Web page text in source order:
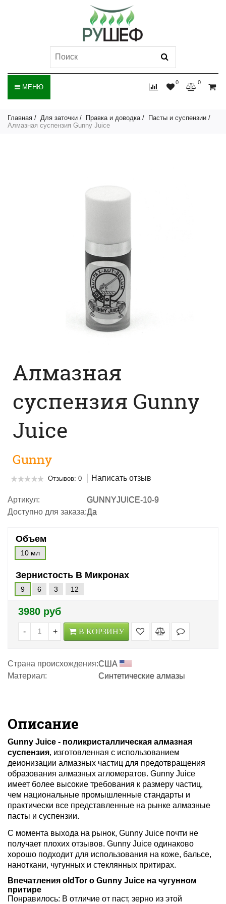
0 0
МЕНЮ
Главная Для заточки Правка и доводка
Пасты и суспензии
Алмазная суспензия Gunny Juice
Алмазная
суспензия Gunny
Juice
Gunny
Отзывов: 0 Написать отзыв
Артикул:
GUNNYJUICE-10-9
Доступно для заказа:Да
Объем
10 мл
Зернистость В Микронах
9 6 3 12
3980 руб
- + В КОРЗИНУ
Страна происхождения:США
Материал:
Синтетические алмазы
Описание
Gunny Juice - поликристаллическая алмазная
суспензия, изготовленная с использованием
деионизации алмазных частиц для предотвращения
образования алмазных агломератов. Gunny Juice
имеет более высокие требования к размеру частиц,
чем национальные промышленные стандарты и
практически все представленные на рынке алмазные
пасты и суспензии.
С момента выхода на рынок, Gunny Juice почти не
получает плохих отзывов. Gunny Juice одинаково
хорошо подходит для использования на коже, бальсе,
наноткани, чугунных и стеклянных притирах.
Впечатления oldTor о Gunny Juice на чугунном
притире
Понравилось: В отличие от паст, зерно из этой